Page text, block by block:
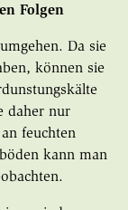
Folgen
Da sie
können sie
daher nur
feuchten
kann man